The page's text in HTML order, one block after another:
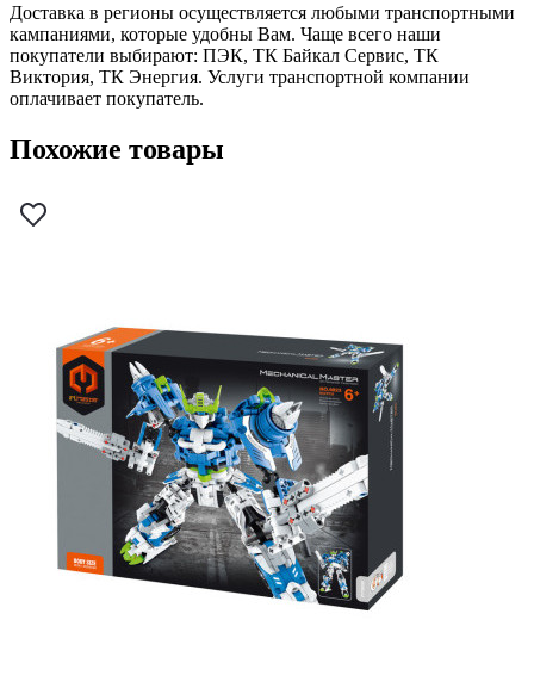
Доставка в регионы осуществляется любыми транспортными
кампаниями, которые удобны Вам. Чаще всего наши
покупатели выбирают: ПЭК, ТК Байкал Сервис, ТК
Виктория, ТК Энергия. Услуги транспортной компании
оплачивает покупатель.
Похожие товары